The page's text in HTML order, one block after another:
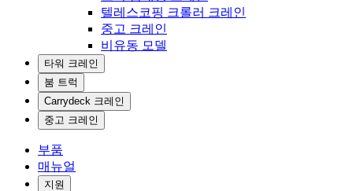
텔레스코핑 크롤러 크레인
중고 크레인
비유동 모델
타워 크레인
붐 트럭
Carrydeck 크레인
중고 크레인
부품
매뉴얼
지원